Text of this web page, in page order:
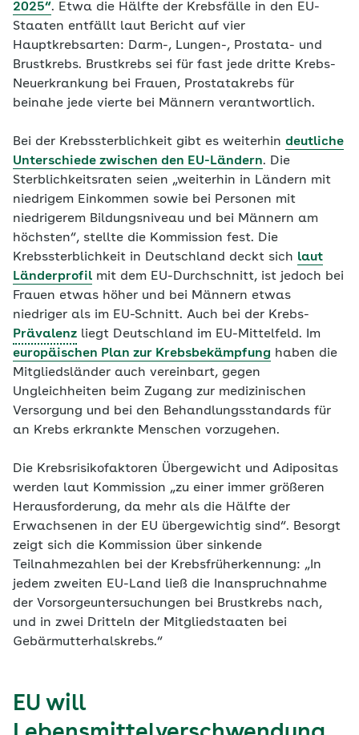
2025“. Etwa die Hälfte der Krebsfälle in den EU-
Staaten entfällt laut Bericht auf vier
Hauptkrebsarten: Darm-, Lungen-, Prostata- und
Brustkrebs. Brustkrebs sei für fast jede dritte Krebs-
Neuerkrankung bei Frauen, Prostatakrebs für
beinahe jede vierte bei Männern verantwortlich.
Bei der Krebssterblichkeit gibt es weiterhin deutliche
Unterschiede zwischen den EU-Ländern. Die
Sterblichkeitsraten seien „weiterhin in Ländern mit
niedrigem Einkommen sowie bei Personen mit
niedrigerem Bildungsniveau und bei Männern am
höchsten“, stellte die Kommission fest. Die
Krebssterblichkeit in Deutschland deckt sich laut
Länderprofil mit dem EU-Durchschnitt, ist jedoch bei
Frauen etwas höher und bei Männern etwas
niedriger als im EU-Schnitt. Auch bei der Krebs-
Prävalenz liegt Deutschland im EU-Mittelfeld. Im
europäischen Plan zur Krebsbekämpfung haben die
Mitgliedsländer auch vereinbart, gegen
Ungleichheiten beim Zugang zur medizinischen
Versorgung und bei den Behandlungsstandards für
an Krebs erkrankte Menschen vorzugehen.
Die Krebsrisikofaktoren Übergewicht und Adipositas
werden laut Kommission „zu einer immer größeren
Herausforderung, da mehr als die Hälfte der
Erwachsenen in der EU übergewichtig sind“. Besorgt
zeigt sich die Kommission über sinkende
Teilnahmezahlen bei der Krebsfrüherkennung: „In
jedem zweiten EU-Land ließ die Inanspruchnahme
der Vorsorgeuntersuchungen bei Brustkrebs nach,
und in zwei Dritteln der Mitgliedstaaten bei
Gebärmutterhalskrebs.“
EU will